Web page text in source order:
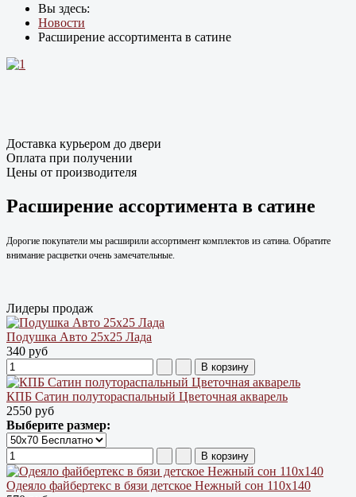
Вы здесь:
Новости
Расширение ассортимента в сатине
Доставка курьером до двери
Оплата при получении
Цены от производителя
Расширение ассортимента в сатине
Дорогие покупатели мы расширили ассортимент комплектов из сатина. Обратите
внимание расцветки очень замечательные.
Лидеры продаж
Подушка Авто 25х25 Лада
340 руб
КПБ Сатин полутораспальный Цветочная акварель
2550 руб
Выберите размер:
Одеяло файбертекс в бязи детское Нежный сон 110х140